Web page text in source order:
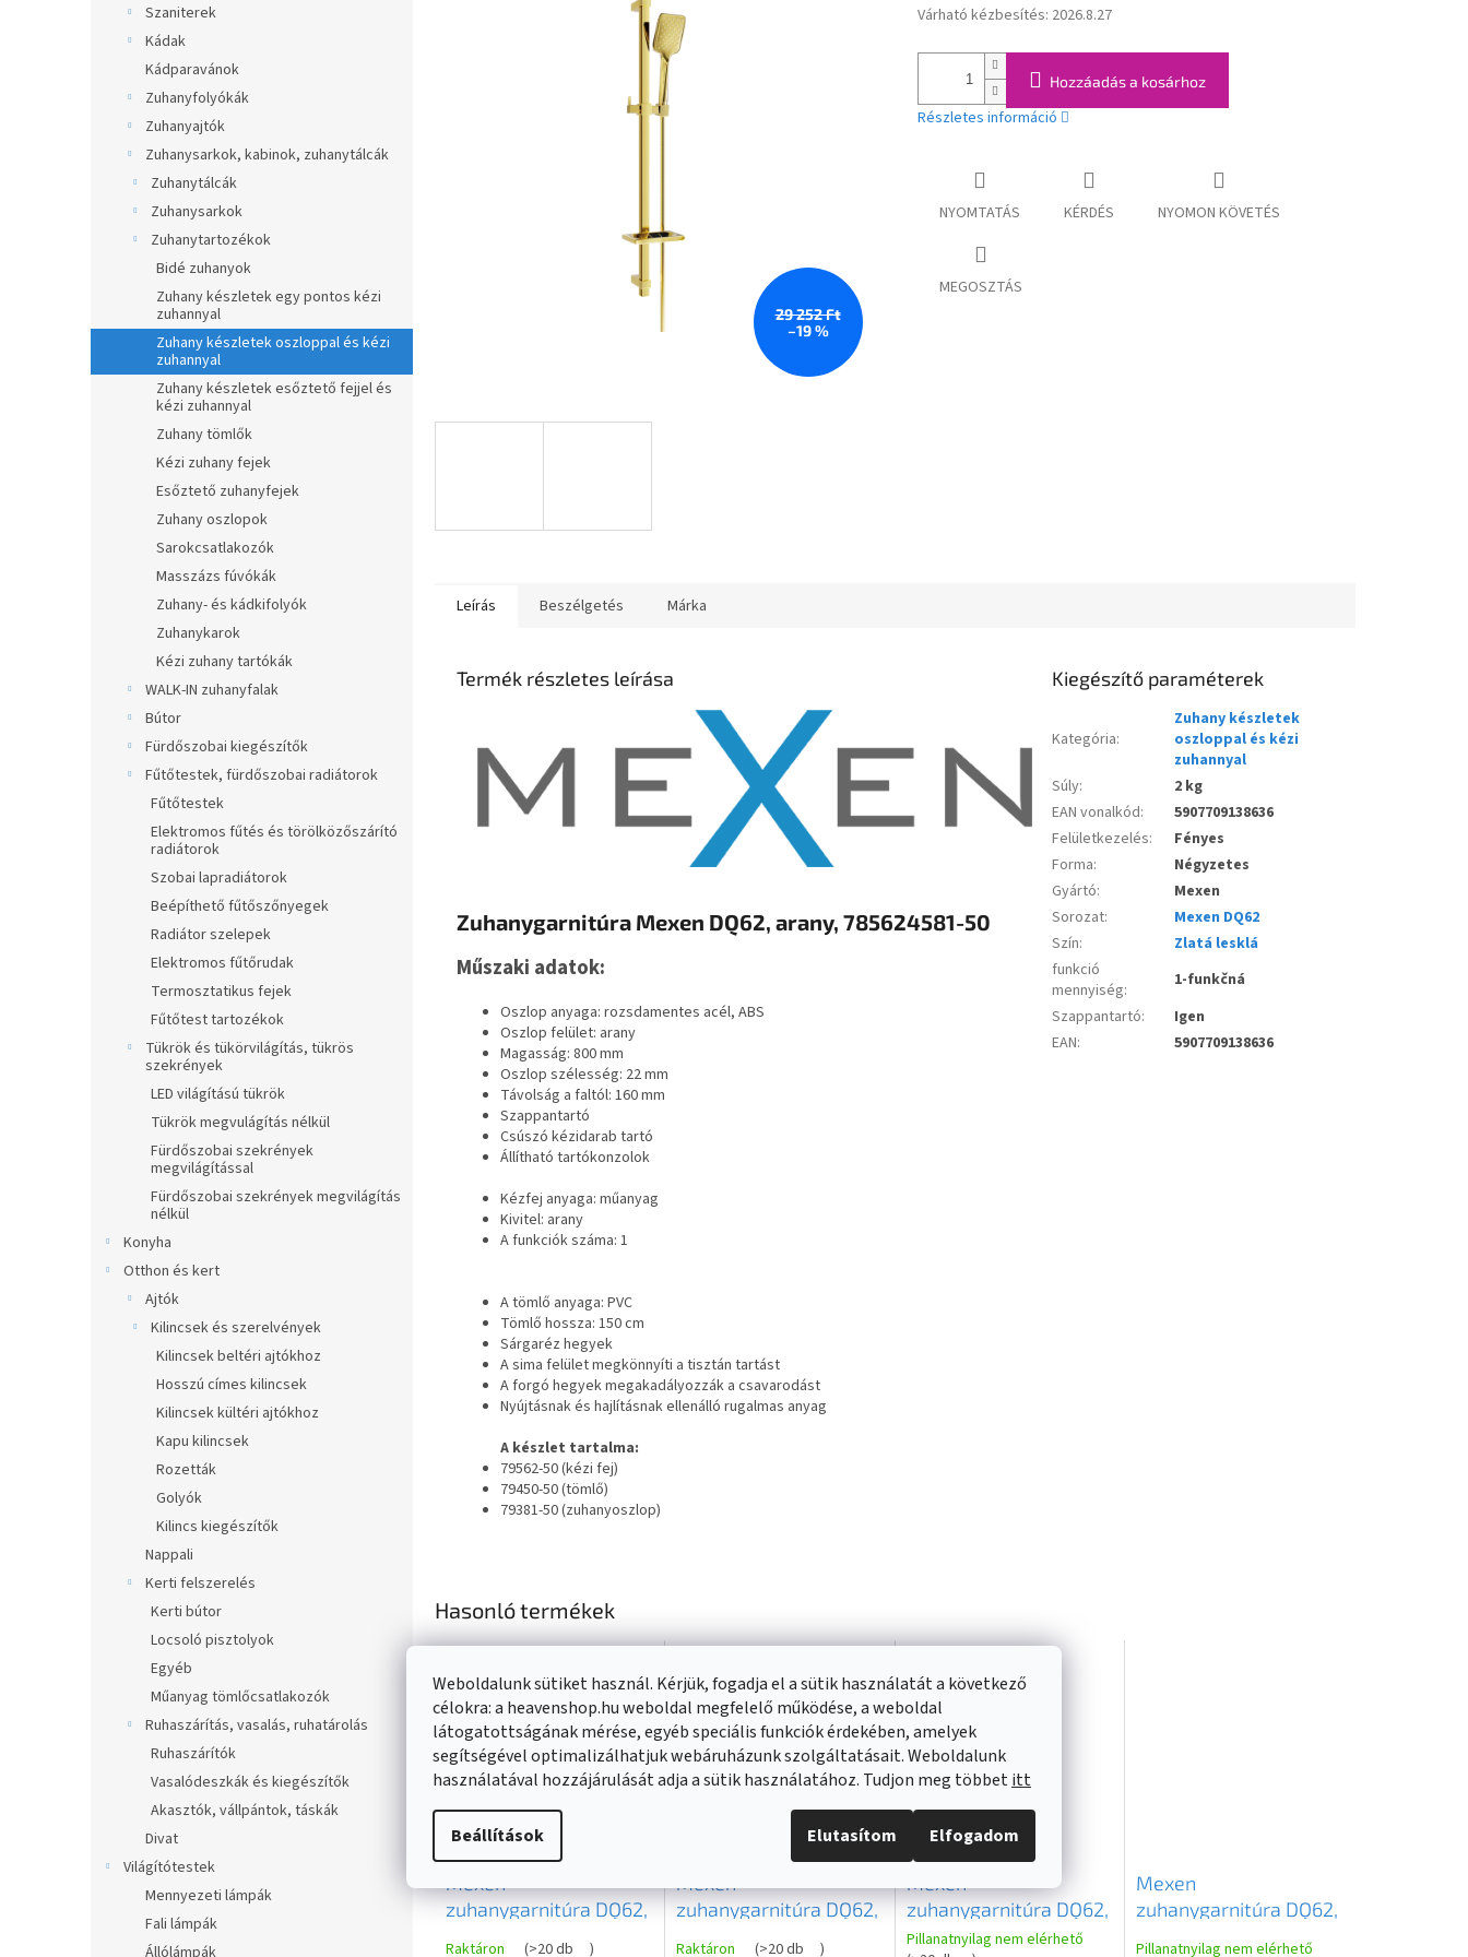
Weboldalunk sütiket használ. Kérjük, fogadja el a sütik használatát a következő
célokra: a heavenshop.hu weboldal megfelelő működése, a weboldal
látogatottságának mérése, egyéb speciális funkciók érdekében, amelyek
segítségével optimalizálhatjuk webáruházunk szolgáltatásait. Weboldalunk
használatával hozzájárulását adja a sütik használatához. Tudjon meg többetitt
Beállítások Elutasítom Elfogadom
Szaniterek
Kádak
Kádparavánok
Zuhanyfolyókák
Zuhanyajtók
Zuhanysarkok, kabinok, zuhanytálcák
Zuhanytálcák
Zuhanysarkok
Zuhanytartozékok
Bidé zuhanyok
Zuhany készletek egy pontos kézi
zuhannyal
Zuhany készletek oszloppal és kézi
zuhannyal
Zuhany készletek esőztető fejjel és
kézi zuhannyal
Zuhany tömlők
Kézi zuhany fejek
Esőztető zuhanyfejek
Zuhany oszlopok
Sarokcsatlakozók
Masszázs fúvókák
Zuhany- és kádkifolyók
Zuhanykarok
Kézi zuhany tartókák
WALK-IN zuhanyfalak
Bútor
Fürdőszobai kiegészítők
Fűtőtestek, fürdőszobai radiátorok
Fűtőtestek
Elektromos fűtés és törölközőszárító
radiátorok
Szobai lapradiátorok
Beépíthető fűtőszőnyegek
Radiátor szelepek
Elektromos fűtőrudak
Termosztatikus fejek
Fűtőtest tartozékok
Tükrök és tükörvilágítás, tükrös
szekrények
LED világítású tükrök
Tükrök megvulágítás nélkül
Fürdőszobai szekrények
megvilágítással
Fürdőszobai szekrények megvilágítás
nélkül
Konyha
Otthon és kert
Ajtók
Kilincsek és szerelvények
Kilincsek beltéri ajtókhoz
Hosszú címes kilincsek
Kilincsek kültéri ajtókhoz
Kapu kilincsek
Rozetták
Golyók
Kilincs kiegészítők
Nappali
Kerti felszerelés
Kerti bútor
Locsoló pisztolyok
Egyéb
Műanyag tömlőcsatlakozók
Ruhaszárítás, vasalás, ruhatárolás
Ruhaszárítók
Vasalódeszkák és kiegészítők
Akasztók, vállpántok, táskák
Divat
Világítótestek
Mennyezeti lámpák
Fali lámpák
Állólámpák
29 252 Ft
–19 %
Egységár:
Várható kézbesítés: 2026.8.27
Hozzáadás a kosárhoz
Részletes információ
NYOMTATÁS KÉRDÉS NYOMON KÖVETÉS
MEGOSZTÁS
Leírás Beszélgetés Márka
Termék részletes leírása
Zuhanygarnitúra Mexen DQ62, arany, 785624581-50
Műszaki adatok:
Oszlop anyaga: rozsdamentes acél, ABS
Oszlop felület: arany
Magasság: 800 mm
Oszlop szélesség: 22 mm
Távolság a faltól: 160 mm
Szappantartó
Csúszó kézidarab tartó
Állítható tartókonzolok
Kézfej anyaga: műanyag
Kivitel: arany
A funkciók száma: 1
A tömlő anyaga: PVC
Tömlő hossza: 150 cm
Sárgaréz hegyek
A sima felület megkönnyíti a tisztán tartást
A forgó hegyek megakadályozzák a csavarodást
Nyújtásnak és hajlításnak ellenálló rugalmas anyag
A készlet tartalma:
79562-50 (kézi fej)
79450-50 (tömlő)
79381-50 (zuhanyoszlop)
Kiegészítő paraméterek
Kategória:
Zuhany készletek
oszloppal és kézi
zuhannyal
Súly:
2 kg
EAN vonalkód:
5907709138636
Felületkezelés:
Fényes
Forma:
Négyzetes
Gyártó:
Mexen
Sorozat:
Mexen DQ62
Szín:
Zlatá lesklá
funkció
mennyiség:
1-funkčná
Szappantartó:
Igen
EAN: 5907709138636
Hasonló termékek
Mexen
zuhanygarnitúra DQ62,
Raktáron (>20 db )
Mexen
zuhanygarnitúra DQ62,
Raktáron (>20 db )
Mexen
zuhanygarnitúra DQ62,
rózsaszín-arany,
Pillanatnyilag nem elérhető
Mexen
zuhanygarnitúra DQ62,
Pillanatnyilag nem elérhető